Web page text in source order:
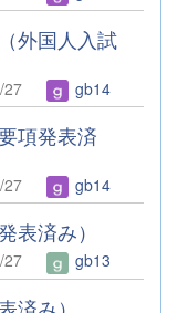
外国人入試
27 gb14
項発表済
27 gb14
表済み）
27 gb13
済み）